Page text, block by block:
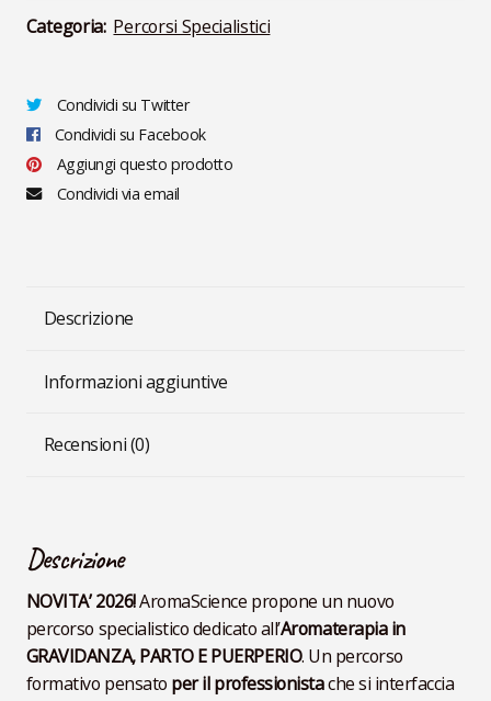
quantità
Categoria: Percorsi Specialistici
Condividi su Twitter
Condividi su Facebook
Aggiungi questo prodotto
Condividi via email
Descrizione
Informazioni aggiuntive
Recensioni (0)
Descrizione
NOVITA’ 2026!AromaScience propone un nuovo
percorso specialistico dedicato all’Aromaterapia in
GRAVIDANZA, PARTO E PUERPERIO. Un percorso
formativo pensato per il professionistache si interfaccia